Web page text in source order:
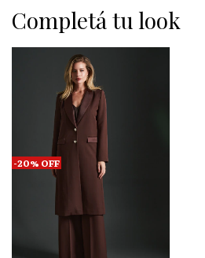
Completá tu look
-20% OFF